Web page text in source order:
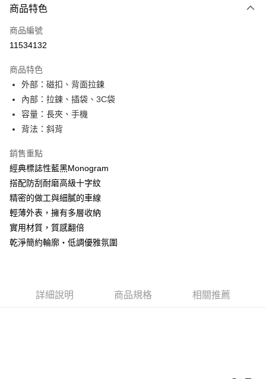
信用卡一次付款
超商取貨付款
Apple Pay
街口支付
悠遊付
AFTEE先享後付
相關說明
【關於「AFTEE先享後付」】
AFTEE先享後付是「在收到商品之後才付款」的支付方式。 讓您購物簡單
便利好安心！
１．簡單：不需註冊會員、不需綁卡、不需儲值。
２．便利：只要手機號碼，簡訊認證，即可結帳。
３．安心：先確認商品／服務後，再付款。
３．收到繳費通知簡訊後14天內，點擊此簡訊中的連結，可透過四大超商／
ATM付款
運送方式
全家取貨付款
每筆NT$60，滿NT$1,500(含以上)免運費
商品特色
商品編號
11534132
商品特色
外部：磁扣、背面拉鍊
內部：拉鍊、插袋、3C袋
容量：長夾、手機
背法：斜背
銷售重點
經典標誌性藍黑Monogram
搭配防刮耐磨高級十字紋
精密的做工與細膩的車線
輕薄外表，擁有多層收納
實用材質，質感翻倍
乾淨簡約輪廓‧低調優雅氛圍
詳細說明 商品規格 相關推薦